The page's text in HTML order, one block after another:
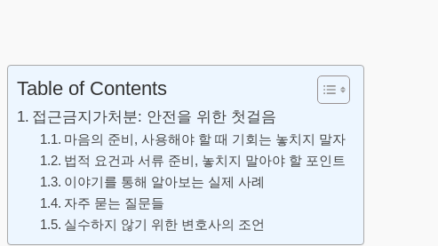
Table of Contents
접근금지가처분: 안전을 위한 첫걸음
마음의 준비, 사용해야 할 때 기회는 놓치지 말자
법적 요건과 서류 준비, 놓치지 말아야 할 포인트
이야기를 통해 알아보는 실제 사례
자주 묻는 질문들
실수하지 않기 위한 변호사의 조언